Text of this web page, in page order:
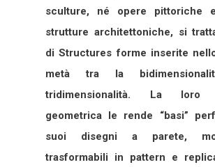
sculture, né opere pittoriche
strutture architettoniche, si
di Structures forme inserite
metà tra la
tridimensionalità. La loro
geometrica le rende “basi”
suoi disegni a parete,
trasformabili in pattern e